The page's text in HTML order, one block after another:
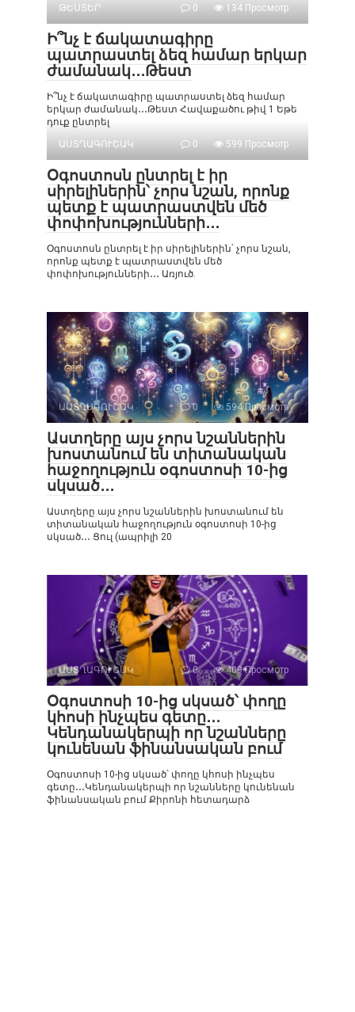
ԹԵՍՏԵՐ
0 134 Просмотр
Ի՞նչ է ճակատագիրը
պատրաստել ձեզ համար երկար
ժամանակ․․․Թեստ
Ի՞նչ է ճակատագիրը պատրաստել ձեզ համար
երկար ժամանակ․․․Թեստ Հավաքածու թիվ 1 Եթե
դուք ընտրել
ԱՍՏՂԱԳՈՒՇԱԿ
0 599 Просмотр
Օգոստոսն ընտրել է իր
սիրելիներին՝ չորս նշան, որոնք
պետք է պատրաստվեն մեծ
փոփոխությունների․․․
Օգոստոսն ընտրել է իր սիրելիներին՝ չորս նշան,
որոնք պետք է պատրաստվեն մեծ
փոփոխությունների․․․ Առյուծ.
ԱՍՏՂԱԳՈՒՇԱԿ 0 594 Просмотр
Աստղերը այս չորս նշաններին
խոստանում են տիտանական
հաջողություն օգոստոսի 10-ից
սկսած․․․
Աստղերը այս չորս նշաններին խոստանում են
տիտանական հաջողություն օգոստոսի 10-ից
սկսած․․․ Ցուլ (ապրիլի 20
ԱՍՏՂԱԳՈՒՇԱԿ 0 409 Просмотр
Օգոստոսի 10-ից սկսած՝ փողը
կհոսի ինչպես գետը․․․
Կենդանակերպի որ նշանները
կունենան ֆինանսական բում
Օգոստոսի 10-ից սկսած՝ փողը կհոսի ինչպես
գետը․․․Կենդանակերպի որ նշանները կունենան
ֆինանսական բում Քիրոնի հետադարձ